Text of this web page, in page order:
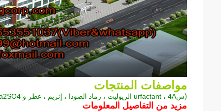
مواصفات المنتجات
(سurfactant ، 4A الزيوليت ، رماد الصودا ، إنزيم ، عطر و Na2SO4
مزيد من التفاصيل المعلومات